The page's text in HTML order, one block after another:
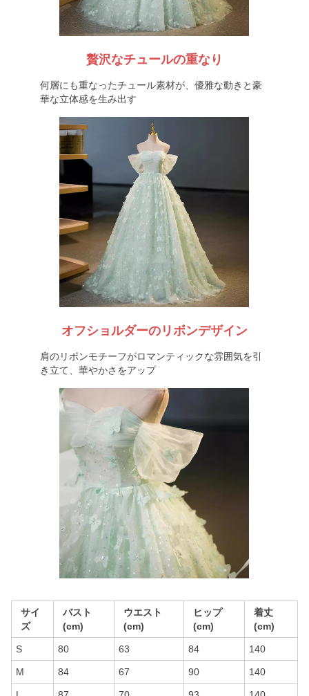
贅沢なチュールの重なり
何層にも重なったチュール素材が、優雅な動きと豪
華な立体感を生み出す
オフショルダーのリボンデザイン
肩のリボンモチーフがロマンティックな雰囲気を引
き立て、華やかさをアップ
サイ
ズ
バスト
(cm)
ウエスト
(cm)
ヒップ
(cm)
着丈
(cm)
S 80 63 84 140
M 84 67 90 140